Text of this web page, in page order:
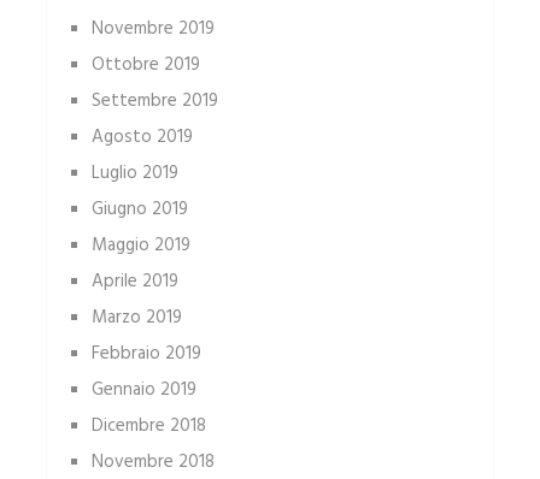
Novembre 2019
Ottobre 2019
Settembre 2019
Agosto 2019
Luglio 2019
Giugno 2019
Maggio 2019
Aprile 2019
Marzo 2019
Febbraio 2019
Gennaio 2019
Dicembre 2018
Novembre 2018